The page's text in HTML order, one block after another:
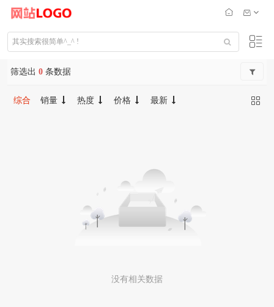
筛选出 0 条数据
综合 销量 热度 价格 最新
没有相关数据